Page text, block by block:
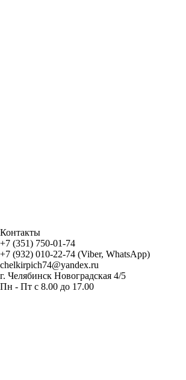
Контакты
+7 (351) 750-01-74
+7 (932) 010-22-74 (Viber, WhatsApp)
chelkirpich74@yandex.ru
г. Челябинск Новоградская 4/5
Пн - Пт с 8.00 до 17.00